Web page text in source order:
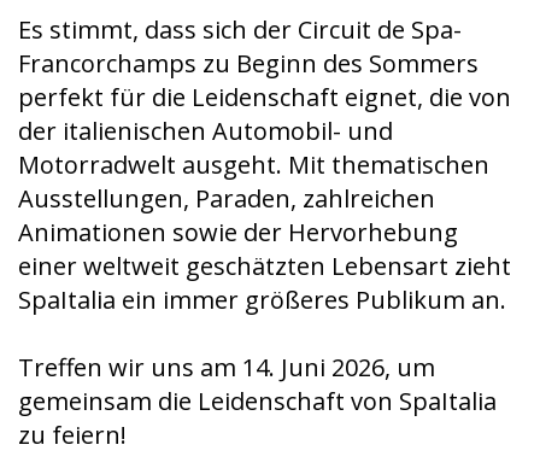
Es stimmt, dass sich der Circuit de Spa-
Francorchamps zu Beginn des Sommers
perfekt für die Leidenschaft eignet, die von
der italienischen Automobil- und
Motorradwelt ausgeht. Mit thematischen
Ausstellungen, Paraden, zahlreichen
Animationen sowie der Hervorhebung
einer weltweit geschätzten Lebensart zieht
SpaItalia ein immer größeres Publikum an.
Treffen wir uns am 14. Juni 2026, um
gemeinsam die Leidenschaft von SpaItalia
zu feiern!